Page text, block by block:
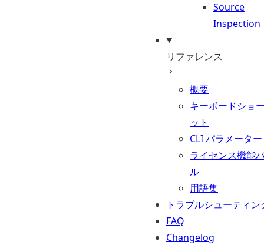
Source
Inspection
リファレンス
概要
キーボードショ
ット
CLI パラメーター
ライセンス機能
ル
用語集
トラブルシューティン
FAQ
Changelog